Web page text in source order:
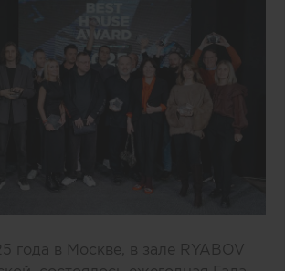
года в Москве, в зале RYABOV